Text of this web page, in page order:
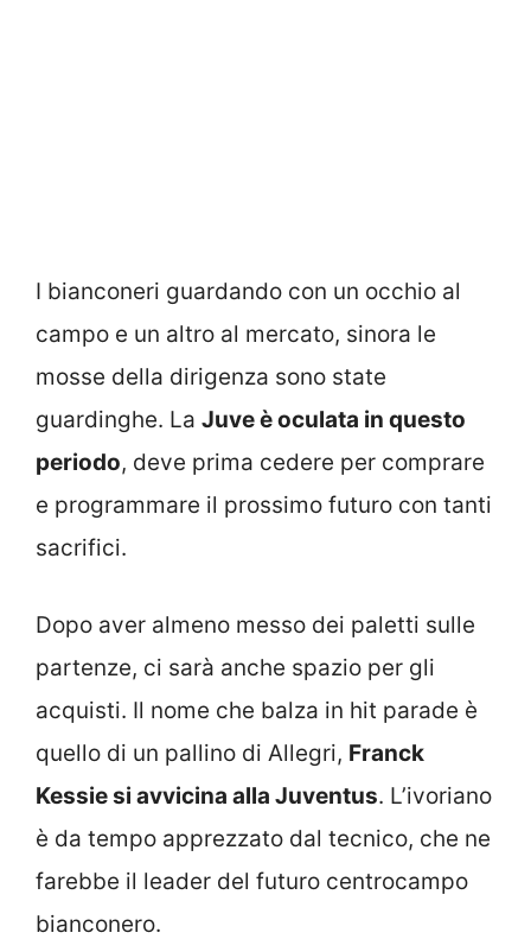
I bianconeri guardando con un occhio al
campo e un altro al mercato, sinora le
mosse della dirigenza sono state
guardinghe. La Juve è oculata in questo
periodo, deve prima cedere per comprare
e programmare il prossimo futuro con tanti
sacrifici.
Dopo aver almeno messo dei paletti sulle
partenze, ci sarà anche spazio per gli
acquisti. Il nome che balza in hit parade è
quello di un pallino di Allegri, Franck
Kessie si avvicina alla Juventus. L’ivoriano
è da tempo apprezzato dal tecnico, che ne
farebbe il leader del futuro centrocampo
bianconero.